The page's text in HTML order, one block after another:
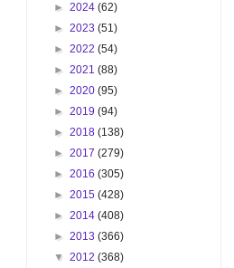
► 2024 (62)
► 2023 (51)
► 2022 (54)
► 2021 (88)
► 2020 (95)
► 2019 (94)
► 2018 (138)
► 2017 (279)
► 2016 (305)
► 2015 (428)
► 2014 (408)
► 2013 (366)
▼ 2012 (368)